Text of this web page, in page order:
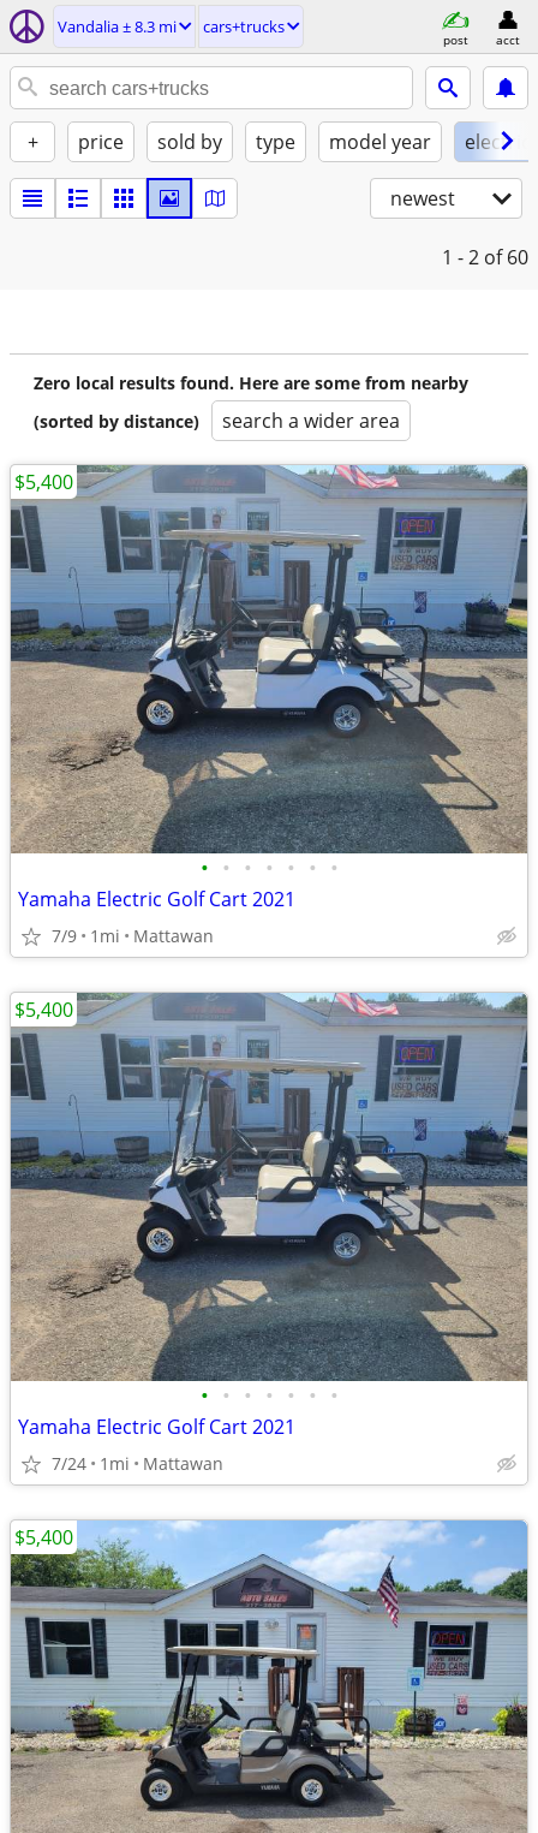
Vandalia ± 8.3 mi cars+trucks
post acct
+ price sold by type model year electric
newest
1 - 2 of 60
Zero local results found. Here are some from nearby
(sorted by distance)
search a wider area
• • • • • • •
Yamaha Electric Golf Cart 2021
7/9 1mi Mattawan
$5,400
• • • • • • •
Yamaha Electric Golf Cart 2021
7/24 1mi Mattawan
$5,400
$5,400